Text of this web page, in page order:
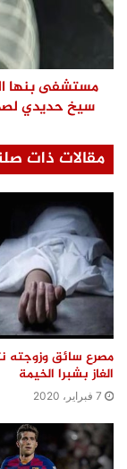
مستشفى بنها
سيخ حديدي
مقالات ذات
مصرع سائق وزوجته
الغاز بشبرا الخيمة
7 فبراير، 2020